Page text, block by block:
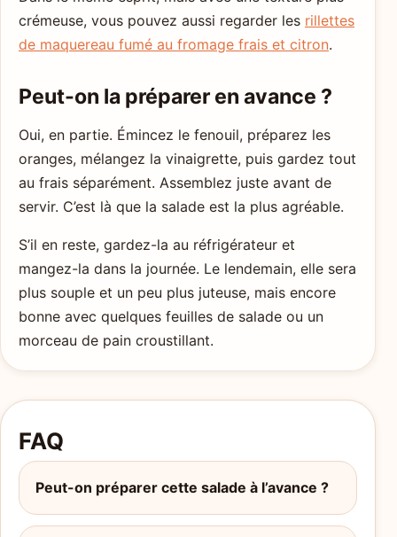
crémeuse, vous pouvez aussi regarder les rillettes
de maquereau fumé au fromage frais et citron.
Peut-on la préparer en avance ?
Oui, en partie. Émincez le fenouil, préparez les
oranges, mélangez la vinaigrette, puis gardez tout
au frais séparément. Assemblez juste avant de
servir. C’est là que la salade est la plus agréable.
S’il en reste, gardez-la au réfrigérateur et
mangez-la dans la journée. Le lendemain, elle sera
plus souple et un peu plus juteuse, mais encore
bonne avec quelques feuilles de salade ou un
morceau de pain croustillant.
FAQ
Peut-on préparer cette salade à l’avance ?